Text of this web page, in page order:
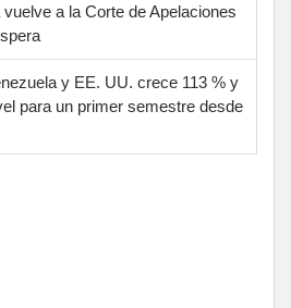
a la Corte de Apelaciones
y EE. UU. crece 113 % y
para un primer semestre desde